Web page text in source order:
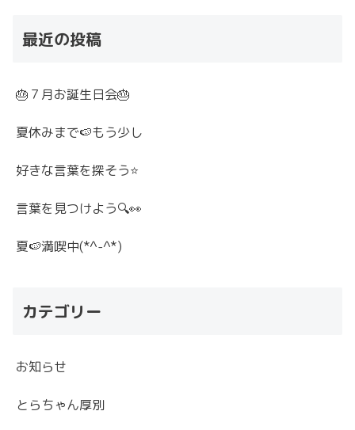
最近の投稿
🎂７月お誕生日会🎂
夏休みまで🍉もう少し
好きな言葉を探そう⭐
言葉を見つけよう🔍👀
夏🍉満喫中(*^-^*)
カテゴリー
お知らせ
とらちゃん厚別